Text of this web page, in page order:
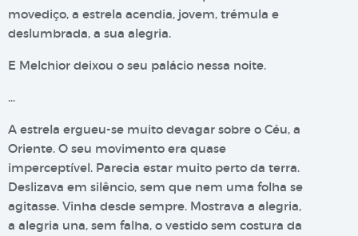
movediço, a estrela acendia, jovem, trémula e
deslumbrada, a sua alegria.
E Melchior deixou o seu palácio nessa noite.
…
A estrela ergueu-se muito devagar sobre o Céu, a
Oriente. O seu movimento era quase
imperceptível. Parecia estar muito perto da terra.
Deslizava em silêncio, sem que nem uma folha se
agitasse. Vinha desde sempre. Mostrava a alegria,
a alegria una, sem falha, o vestido sem costura da